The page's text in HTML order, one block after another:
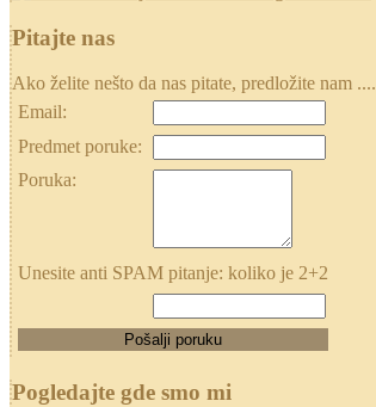
Pitajte nas
Ako želite nešto da nas pitate, predložite nam
Email:
Predmet poruke:
Poruka:
Unesite anti SPAM pitanje: koliko je 2+2
Pogledajte gde smo mi